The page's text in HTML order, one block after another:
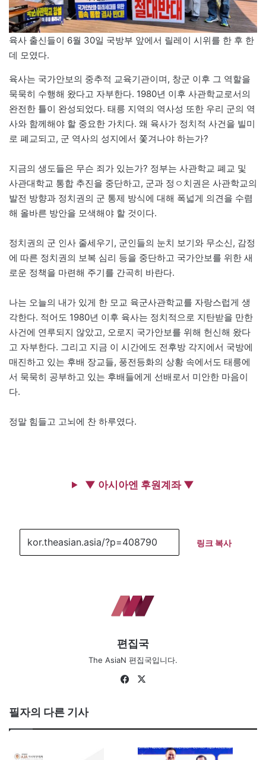
육사 출신들이 6월 30일 국방부 앞에서 릴레이 시위를 한 후 한
데 모였다.
육사는 국가안보의 중추적 교육기관이며, 창군 이후 그 역할을
묵묵히 수행해 왔다고 자부한다. 1980년 이후 사관학교로서의
완전한 틀이 완성되었다. 태릉 지역의 역사성 또한 우리 군의 역
사와 함께해야 할 중요한 가치다. 왜 육사가 정치적 사건을 빌미
로 폐교되고, 군 역사의 성지에서 쫓겨나야 하는가?
지금의 생도들은 무슨 죄가 있는가? 정부는 사관학교 폐교 및
사관대학교 통합 추진을 중단하고, 군과 정ㅇ치권은 사관학교의
발전 방향과 정치권의 군 통제 방식에 대해 폭넓게 의견을 수렴
해 올바른 방안을 모색해야 할 것이다.
정치권의 군 인사 줄세우기, 군인들의 눈치 보기와 무소신, 감정
에 따른 정치권의 보복 심리 등을 중단하고 국가안보를 위한 새
로운 정책을 마련해 주기를 간곡히 바란다.
나는 오늘의 내가 있게 한 모교 육군사관학교를 자랑스럽게 생
각한다. 적어도 1980년 이후 육사는 정치적으로 지탄받을 만한
사건에 연루되지 않았고, 오로지 국가안보를 위해 헌신해 왔다
고 자부한다. 그리고 지금 이 시간에도 전후방 각지에서 국방에
매진하고 있는 후배 장교들, 풍전등화의 상황 속에서도 태릉에
서 묵묵히 공부하고 있는 후배들에게 선배로서 미안한 마음이
다.
정말 힘들고 고뇌에 찬 하루였다.
▼ 아시아엔 후원계좌 ▼
링크 복사
편집국
The AsiaN 편집국입니다.
Facebook
필자의 다른 기사